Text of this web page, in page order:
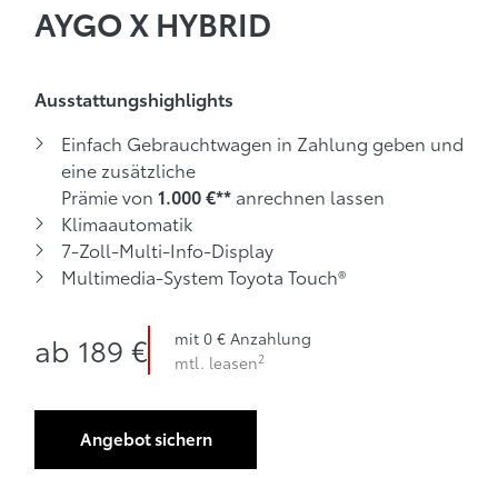
AYGO X HYBRID
Ausstattungshighlights
Einfach Gebrauchtwagen in Zahlung geben und
eine zusätzliche
Prämie von 1.000 €** anrechnen lassen
Klimaautomatik
7-Zoll-Multi-Info-Display
Multimedia-System Toyota Touch®
ab 189 € mtl. leasen2
Anzahlung
ab 189 €
mit 0 € Anzahlung
mtl. leasen2
Angebot sichern